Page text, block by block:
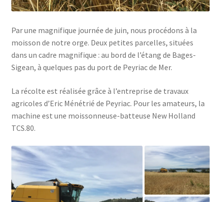
Par une magnifique journée de juin, nous procédons à la
moisson de notre orge. Deux petites parcelles, situées
dans un cadre magnifique : au bord de l’étang de Bages-
Sigean, à quelques pas du port de Peyriac de Mer.
La récolte est réalisée grâce à l’entreprise de travaux
agricoles d’Eric Ménétrié de Peyriac. Pour les amateurs, la
machine est une moissonneuse-batteuse New Holland
TCS.80.